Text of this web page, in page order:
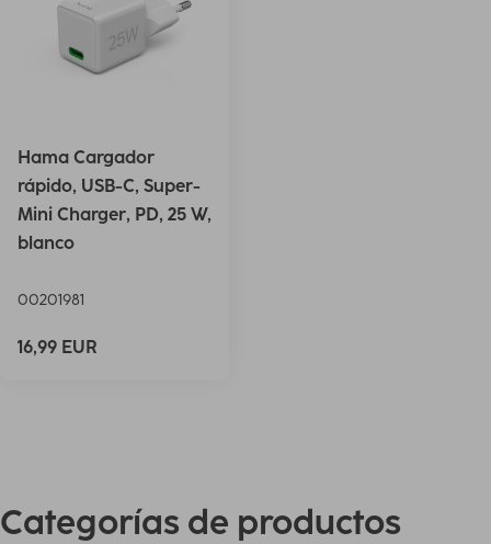
Hama Cargador
rápido, USB-C, Super-
Mini Charger, PD, 25 W,
blanco
00201981
16,99 EUR
Categorías de productos